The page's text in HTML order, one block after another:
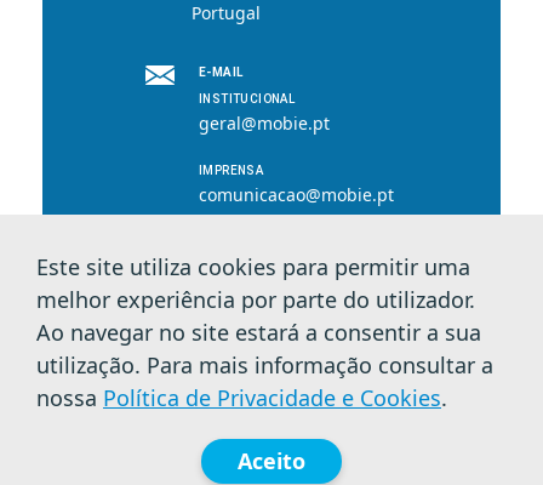
Portugal
E-MAIL
INSTITUCIONAL
geral@mobie.pt
IMPRENSA
comunicacao@mobie.pt
© 2026 MOBI.E. Todos os direitos reservados.
Política de Privacidade e Cookies
Este site utiliza cookies para permitir uma
melhor experiência por parte do utilizador.
Ao navegar no site estará a consentir a sua
utilização. Para mais informação consultar a
nossa Política de Privacidade e Cookies.
Aceito